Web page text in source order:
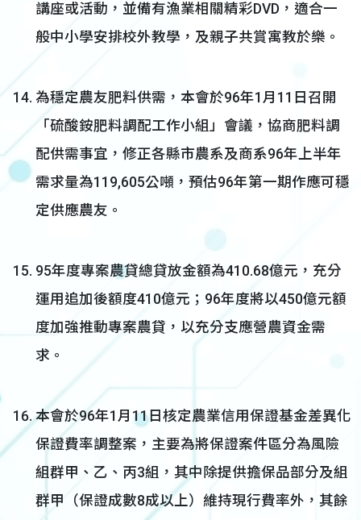
講座或活動，並備有漁業相關精彩DVD，適合一
般中小學安排校外教學，及親子共賞寓教於樂。
為穩定農友肥料供需，本會於96年1月11日召開
「硫酸銨肥料調配工作小組」會議，協商肥料調
配供需事宜，修正各縣市農系及商系96年上半年
需求量為119,605公噸，預估96年第一期作應可穩
定供應農友。
95年度專案農貸總貸放金額為410.68億元，充分
運用追加後額度410億元；96年度將以450億元額
度加強推動專案農貸，以充分支應營農資金需
求。
本會於96年1月11日核定農業信用保證基金差異化
保證費率調整案，主要為將保證案件區分為風險
組群甲、乙、丙3組，其中除提供擔保品部分及組
群甲（保證成數8成以上）維持現行費率外，其餘